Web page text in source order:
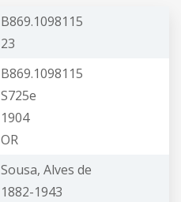
B869.1098115
23
B869.1098115
S725e
1904
OR
Sousa, Alves de
1882-1943